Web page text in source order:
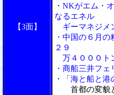
【3面】
・NKがエム・
なるエネル
ギーマネジメ
・中国の６月
２９
万４０００ト
・商船三井フ
・「海と船と
首都の変